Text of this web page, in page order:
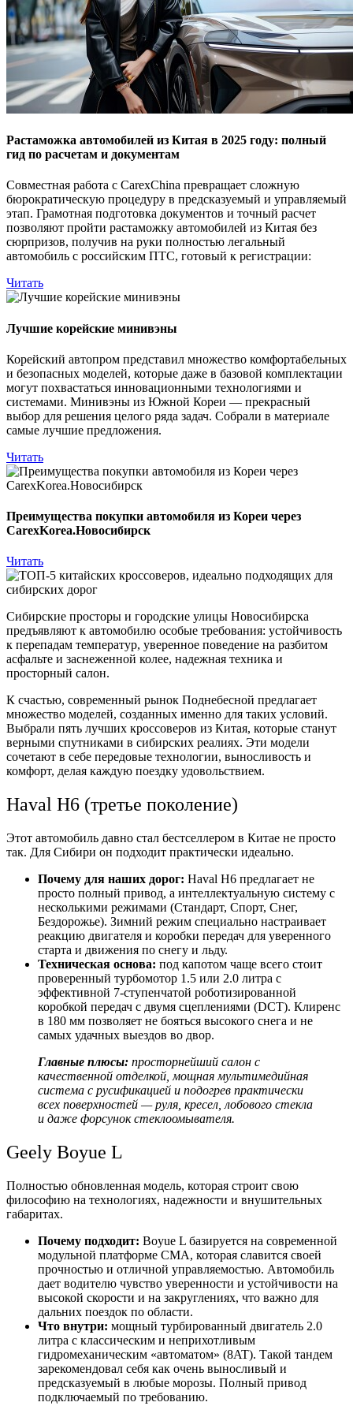
Растаможка автомобилей из Китая в 2025 году: полный
гид по расчетам и документам
Совместная работа с CarexChina превращает сложную
бюрократическую процедуру в предсказуемый и управляемый
этап. Грамотная подготовка документов и точный расчет
позволяют пройти растаможку автомобилей из Китая без
сюрпризов, получив на руки полностью легальный
автомобиль с российским ПТС, готовый к регистрации:
Читать
Лучшие корейские минивэны
Корейский автопром представил множество комфортабельных
и безопасных моделей, которые даже в базовой комплектации
могут похвастаться инновационными технологиями и
системами. Минивэны из Южной Кореи — прекрасный
выбор для решения целого ряда задач. Собрали в материале
самые лучшие предложения.
Читать
Преимущества покупки автомобиля из Кореи через
CarexKorea.Новосибирск
Читать
Сибирские просторы и городские улицы Новосибирска
предъявляют к автомобилю особые требования: устойчивость
к перепадам температур, уверенное поведение на разбитом
асфальте и заснеженной колее, надежная техника и
просторный салон.
К счастью, современный рынок Поднебесной предлагает
множество моделей, созданных именно для таких условий.
Выбрали пять лучших кроссоверов из Китая, которые станут
верными спутниками в сибирских реалиях. Эти модели
сочетают в себе передовые технологии, выносливость и
комфорт, делая каждую поездку удовольствием.
Haval H6 (третье поколение)
Этот автомобиль давно стал бестселлером в Китае не просто
так. Для Сибири он подходит практически идеально.
Почему для наших дорог: Haval H6 предлагает не
просто полный привод, а интеллектуальную систему с
несколькими режимами (Стандарт, Спорт, Снег,
Бездорожье). Зимний режим специально настраивает
реакцию двигателя и коробки передач для уверенного
старта и движения по снегу и льду.
Техническая основа: под капотом чаще всего стоит
проверенный турбомотор 1.5 или 2.0 литра с
эффективной 7-ступенчатой роботизированной
коробкой передач с двумя сцеплениями (DCT). Клиренс
в 180 мм позволяет не бояться высокого снега и не
самых удачных выездов во двор.
Главные плюсы: просторнейший салон с
качественной отделкой, мощная мультимедийная
система с русификацией и подогрев практически
всех поверхностей — руля, кресел, лобового стекла
и даже форсунок стеклоомывателя.
Geely Boyue L
Полностью обновленная модель, которая строит свою
философию на технологиях, надежности и внушительных
габаритах.
Почему подходит: Boyue L базируется на современной
модульной платформе CMA, которая славится своей
прочностью и отличной управляемостью. Автомобиль
дает водителю чувство уверенности и устойчивости на
высокой скорости и на закруглениях, что важно для
дальних поездок по области.
Что внутри: мощный турбированный двигатель 2.0
литра с классическим и неприхотливым
гидромеханическим «автоматом» (8AT). Такой тандем
зарекомендовал себя как очень выносливый и
предсказуемый в любые морозы. Полный привод
подключаемый по требованию.